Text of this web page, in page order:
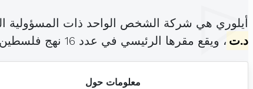
أيلوري هي شركة الشخص الواحد ذات المسؤولية
د.ت ، ويقع مقرها الرئيسي في عدد 16 نهج فلسطين الطابق1 باب بحر (
معلومات حول